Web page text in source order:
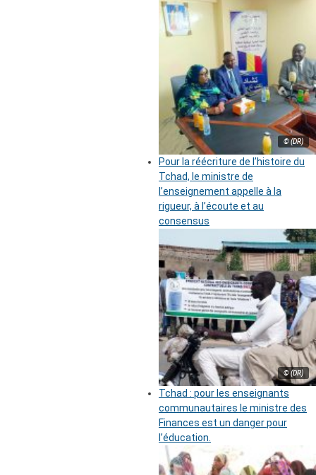
© (DR)
Pour la réécriture de l’histoire du
Tchad, le ministre de
l’enseignement appelle à la
rigueur, à l’écoute et au
consensus
© (DR)
Tchad : pour les enseignants
communautaires le ministre des
Finances est un danger pour
l’éducation.